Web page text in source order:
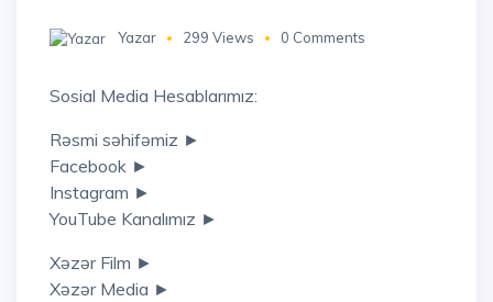
Yazar 299 Views 0 Comments
Sosial Media Hesablarımız:
Rəsmi səhifəmiz ►
Facebook ►
Instagram ►
YouTube Kanalımız ►
Xəzər Film ►
Xəzər Media ►